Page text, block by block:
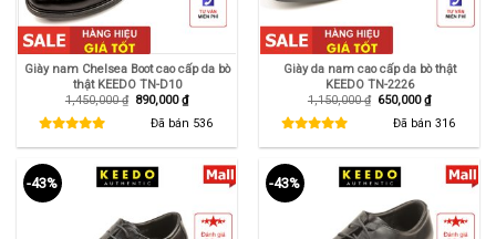
Giày nam Chelsea Boot cao cấp da bò
thật KEEDO TN-D10
1,450,000₫ Giá
890,000₫Giá
hiện
tại
Đã bán 536
Giày da nam cao cấp da bò thật
KEEDO TN-2226
1,150,000₫ Giá
650,000₫Giá
hiện
tại
Đã bán 316
-43% -43%